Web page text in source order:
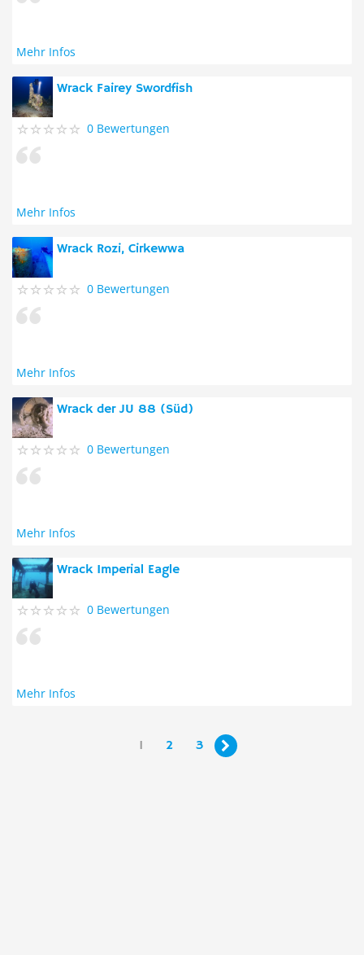
Mehr Infos
Wrack Fairey Swordfish
0 Bewertungen
Mehr Infos
Wrack Rozi, Cirkewwa
0 Bewertungen
Mehr Infos
Wrack der JU 88 (Süd)
0 Bewertungen
Mehr Infos
Wrack Imperial Eagle
0 Bewertungen
Mehr Infos
1 2 3 